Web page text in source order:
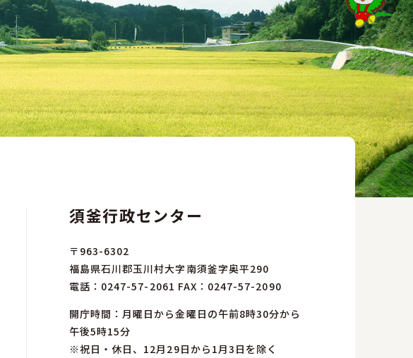
須釜行政センター
〒963-6302
福島県石川郡玉川村大字南須釜字奥平290
電話： 0247-57-2061 FAX：0247-57-2090
開庁時間：月曜日から金曜日の午前8時30分から
午後5時15分
※祝日・休日、12月29日から1月3日を除く